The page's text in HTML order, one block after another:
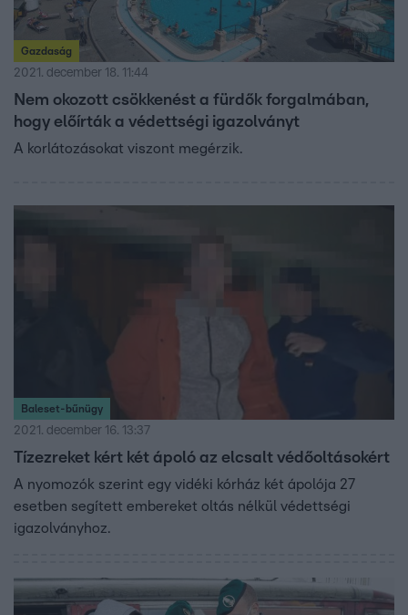
Gazdaság
2021. december 18. 11:44
Nem okozott csökkenést a fürdők forgalmában,
hogy előírták a védettségi igazolványt
A korlátozásokat viszont megérzik.
Baleset-bűnügy
2021. december 16. 13:37
Tízezreket kért két ápoló az elcsalt védőoltásokért
A nyomozók szerint egy vidéki kórház két ápolója 27
esetben segített embereket oltás nélkül védettségi
igazolványhoz.